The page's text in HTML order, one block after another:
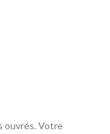
ouvrés. Votre